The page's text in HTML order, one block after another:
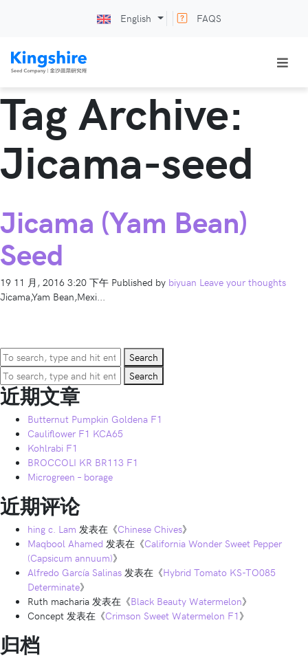
English FAQS
Tag Archive:
Jicama-seed
Jicama (Yam Bean)
Seed
19 11 月, 2016 3:20 下午 Published by biyuan Leave your thoughts
Jicama,Yam Bean,Mexi...
Search
Search
近期文章
Butternut Pumpkin Goldena F1
Cauliflower F1 KCA65
Kohlrabi F1
BROCCOLI KR BR113 F1
Microgreen – borage
近期评论
hing c. Lam 发表在《Chinese Chives》
Maqbool Ahamed 发表在《California Wonder Sweet Pepper
(Capsicum annuum)》
Alfredo García Salinas 发表在《Hybrid Tomato KS-TO085
Determinate》
Ruth macharia 发表在《Black Beauty Watermelon》
Concept 发表在《Crimson Sweet Watermelon F1 》
归档